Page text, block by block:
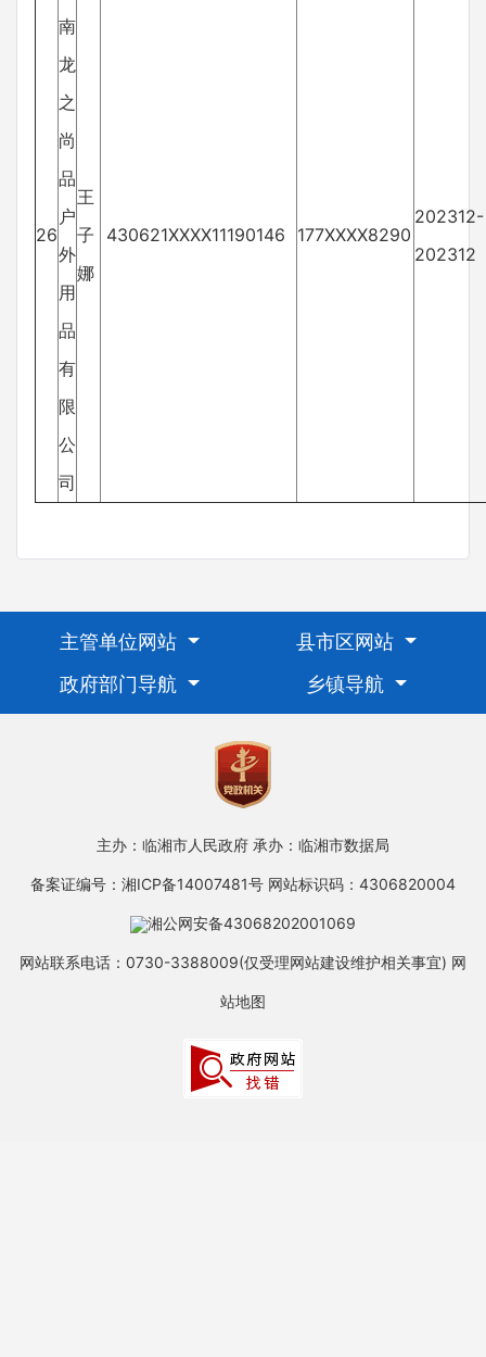
26
南
龙
之
尚
品
户
外
用
品
有
限
公
司
王
子
娜
430621XXXX11190146 177XXXX8290
202312-
202312
主管单位网站
县市区网站
政府部门导航
乡镇导航
主办：临湘市人民政府 承办：临湘市数据局
备案证编号：湘ICP备14007481号 网站标识码：4306820004
湘公网安备43068202001069
网站联系电话：0730-3388009(仅受理网站建设维护相关事宜) 网
站地图